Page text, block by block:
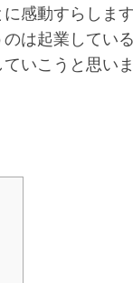
感動すらしま
は起業してい
いこうと思いま